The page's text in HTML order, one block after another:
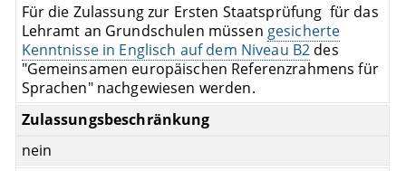
Für die Zulassung zur Ersten Staatsprüfung für das
Lehramt an Grundschulen müssen gesicherte
Kenntnisse in Englisch auf dem Niveau B2 des
"Gemeinsamen europäischen Referenzrahmens für
Sprachen" nachgewiesen werden.
Zulassungsbeschränkung
nein